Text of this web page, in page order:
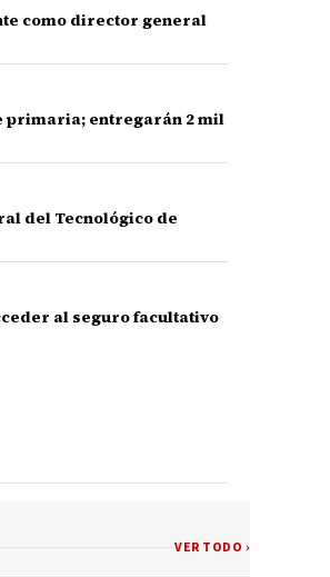
como director general
primaria; entregarán 2 mil
del Tecnológico de
al seguro facultativo
VER TODO ›